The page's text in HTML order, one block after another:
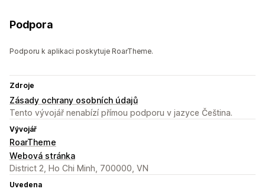
Podpora
Podporu k aplikaci poskytuje RoarTheme.
Zdroje
Zásady ochrany osobních údajů
Tento vývojář nenabízí přímou podporu v jazyce Čeština.
Vývojář
RoarTheme
Webová stránka
District 2, Ho Chi Minh, 700000, VN
Uvedena